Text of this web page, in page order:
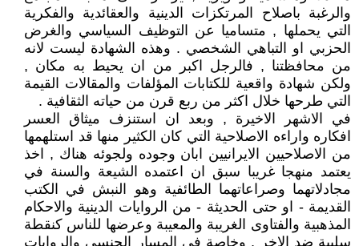
والرغبة باصلاح المرتكزات الدينية والعقائدية والفكرية
التي يحملها , متساميا عن التوظيف السياسي والغرض
الحزبي او التباهي الشخصي . وهذه الشهادة ليست لانه
من محافظتنا , فالرجل اكبر من ان يحيط به مكان ,
ولكن شهادة واقعية للكتابات المؤلفات والمقالات القيمة
التي طرحها خلال اكثر من ربع قرن من حياته الثقافية .
في الاشهر الاخيرة , وبعد ان استنزف ميثاق العسر
افكاره واراءه الاصلاحية التي كان الكثير منها قد استلهمها
من الاصلاحيين الايرانيين ابان وجوده ولجوئه هناك , اخذ
يعتمد منهجا غريبا سبق ان اعتمده الشيعة والسنة في
مجادلاتهما وصراعاتهما الطائفية وهو النبش في الكتب
القديمة - او حتى الحديثة - من الروايات الدينية والاحكام
المذهبية والفتاوى الغريبة والمعيبة وعرضها للناس كنقطة
سلبية ضد الاخر , وخاصة في المسار الجنسي والروايات